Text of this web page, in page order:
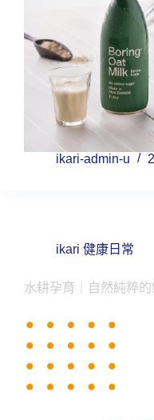
ikari-admin-u
ikari 健康日常
水耕孕育｜自然純粹的